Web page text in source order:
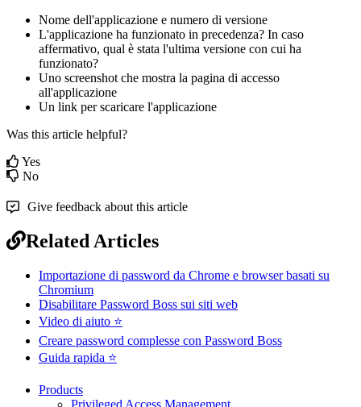
Nome dell'applicazione e numero di versione
L'applicazione ha funzionato in precedenza? In caso
affermativo, qual è stata l'ultima versione con cui ha
funzionato?
Uno screenshot che mostra la pagina di accesso
all'applicazione
Un link per scaricare l'applicazione
Was this article helpful?
Yes
No
Give feedback about this article
Related Articles
Importazione di password da Chrome e browser basati su
Chromium
Disabilitare Password Boss sui siti web
Video di aiuto ⭐
Creare password complesse con Password Boss
Guida rapida ⭐
Products